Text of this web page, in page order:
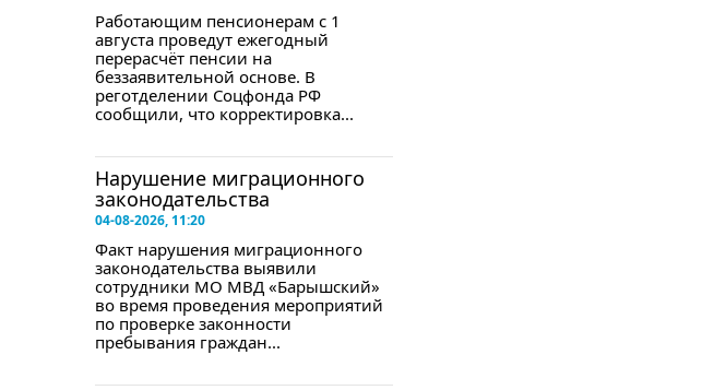
Работающим пенсионерам с 1
августа проведут ежегодный
перерасчёт пенсии на
беззаявительной основе. В
реготделении Соцфонда РФ
сообщили, что корректировка...
Нарушение миграционного
законодательства
04-08-2026, 11:20
Факт нарушения миграционного
законодательства выявили
сотрудники МО МВД «Барышский»
во время проведения мероприятий
по проверке законности
пребывания граждан...